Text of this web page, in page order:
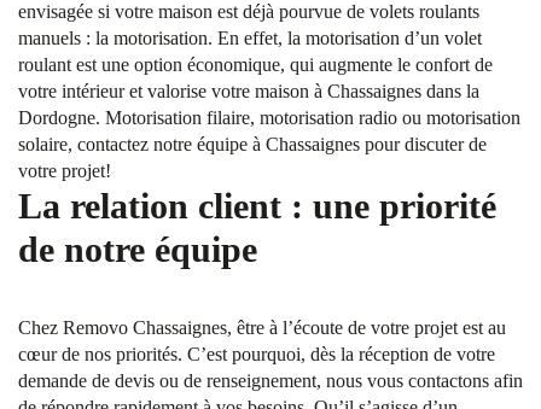
envisagée si votre maison est déjà pourvue de volets roulants
manuels : la motorisation. En effet, la motorisation d’un volet
roulant est une option économique, qui augmente le confort de
votre intérieur et valorise votre maison à Chassaignes dans la
Dordogne. Motorisation filaire, motorisation radio ou motorisation
solaire, contactez notre équipe à Chassaignes pour discuter de
votre projet!
La relation client : une priorité
de notre équipe
Chez Removo Chassaignes, être à l’écoute de votre projet est au
cœur de nos priorités. C’est pourquoi, dès la réception de votre
demande de devis ou de renseignement, nous vous contactons afin